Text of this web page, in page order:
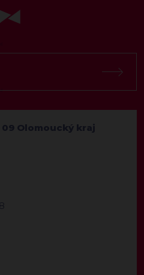
Olomoucký kraj